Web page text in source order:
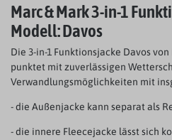
Marc & Mark 3-in-1
Modell: Davos
Die 3-in-1 Funktionsjacke Davos
punktet mit zuverlässigen
Verwandlungsmöglichkeiten mit
- die Außenjacke kann separat als
- die innere Fleecejacke lässt sich